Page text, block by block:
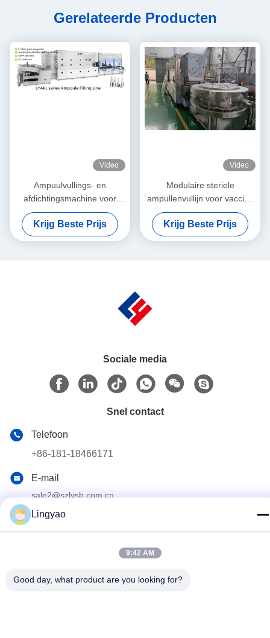
Gerelateerde Producten
Video
Ampuulvullings- en
afdichtingsmachine voor
griepvaccin injecteerbare
producten met isolatie,
hoogwaardige
Krijg Beste Prijs
Video
Modulaire steriele
ampullenvullijn voor vaccins
en biologische producten,
ISO 14644-conformiteit, snel
veranderend modulair
Krijg Beste Prijs
Sociale media
Snel contact
Telefoon
+86-181-18466171
E-mail
sale2@szlysb.com.cn
Adres
No. 115 Zhujia Road, Lujia stad,Kunshan,provincie Jiangsu
Lingyao
9:42 AM
Good day, what product are you looking for?